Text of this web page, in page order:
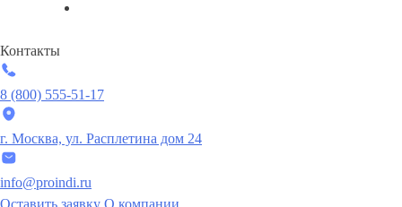
Контакты
8 (800) 555-51-17
г. Москва, ул. Расплетина дом 24
info@proindi.ru
Оставить заявку О компании